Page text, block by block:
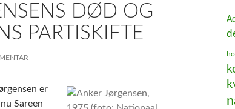
DØD OG
PARTISKIFTE
er
Sareen